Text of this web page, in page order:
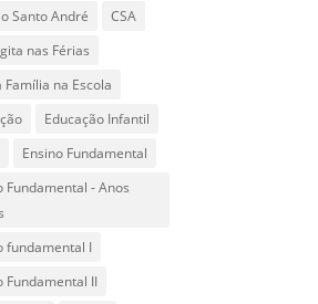
Santo André
CSA
nas Férias
Família na Escola
Educação Infantil
Ensino Fundamental
Fundamental - Anos
fundamental I
Fundamental II